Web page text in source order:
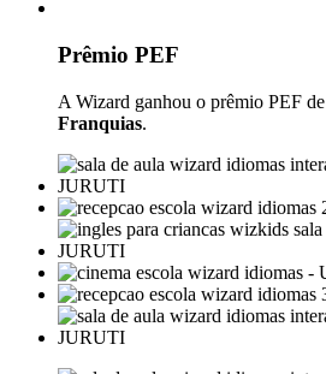
Prêmio PEF
A Wizard ganhou o prêmio PEF de
Franquias.